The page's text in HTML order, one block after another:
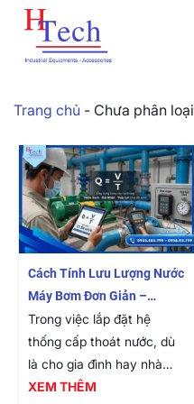
Trang chủ - Chưa phân loại
Cách Tính Lưu Lượng Nước
Máy Bơm Đơn Giản –
Nhanh Chóng
Trong việc lắp đặt hệ
thống cấp thoát nước, dù
là cho gia đình hay nhà
máy công nghiệp thì đầu
XEM THÊM